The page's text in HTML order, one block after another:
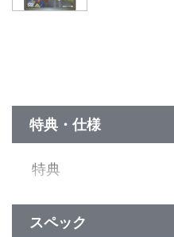
特典・仕様
特典
●なぜなに中世事情ブック
スペック